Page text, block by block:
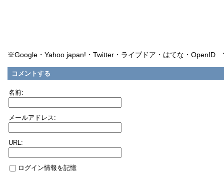
※Google・Yahoo japan!・Twitter・ライブドア・はてな・OpenID
コメントする
名前:
メールアドレス:
URL:
ログイン情報を記憶